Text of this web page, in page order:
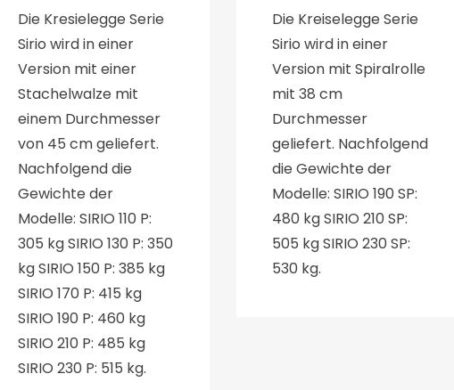
Die Kresielegge Serie
Sirio wird in einer
Version mit einer
Stachelwalze mit
einem Durchmesser
von 45 cm geliefert.
Nachfolgend die
Gewichte der
Modelle: SIRIO 110 P:
305 kg SIRIO 130 P: 350
kg SIRIO 150 P: 385 kg
SIRIO 170 P: 415 kg
SIRIO 190 P: 460 kg
SIRIO 210 P: 485 kg
SIRIO 230 P: 515 kg.
Die Kreiselegge Serie
Sirio wird in einer
Version mit Spiralrolle
mit 38 cm
Durchmesser
geliefert. Nachfolgend
die Gewichte der
Modelle: SIRIO 190 SP:
480 kg SIRIO 210 SP:
505 kg SIRIO 230 SP:
530 kg.